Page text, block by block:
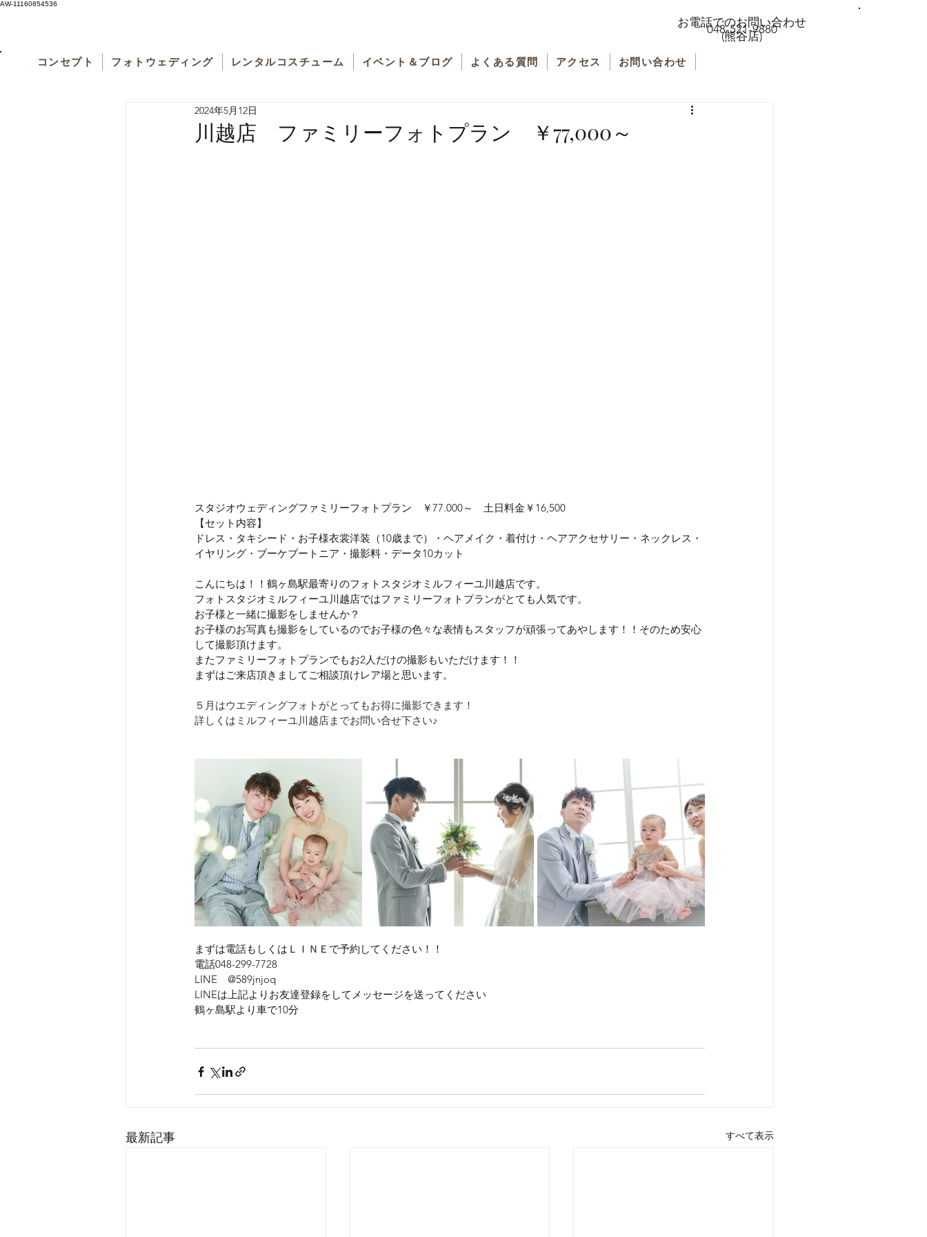
AW-11160854536
コンセプト フォトウェディング レンタルコスチューム イベント＆ブログ よくある質問 アクセス お問い合わせ
お電話でのお問い合わせ
048-521-9880
(熊谷店)
川越店 ファミリーフォトプラン ￥77,000～
2024年5月12日
スタジオウェディングファミリーフォトプラン　￥77.000～　土日料金￥16,500
【セット内容】
ドレス・タキシード・お子様衣裳洋装（10歳まで）・ヘアメイク・着付け・ヘアアクセサリー・ネックレス・
イヤリング・ブーケブートニア・撮影料・データ10カット
こんにちは！！鶴ヶ島駅最寄りのフォトスタジオミルフィーユ川越店です。
フォトスタジオミルフィーユ川越店ではファミリーフォトプランがとても人気です。
お子様と一緒に撮影をしませんか？
お子様のお写真も撮影をしているのでお子様の色々な表情もスタッフが頑張ってあやします！！そのため安心
して撮影頂けます。
またファミリーフォトプランでもお2人だけの撮影もいただけます！！
まずはご来店頂きましてご相談頂けレア場と思います。
５月はウエディングフォトがとってもお得に撮影できます！
詳しくはミルフィーユ川越店までお問い合せ下さい♪
まずは電話もしくはＬＩＮＥで予約してください！！
電話048-299-7728
LINE　@589jnjoq
LINEは上記よりお友達登録をしてメッセージを送ってください
鶴ヶ島駅より車で10分
最新記事 すべて表示